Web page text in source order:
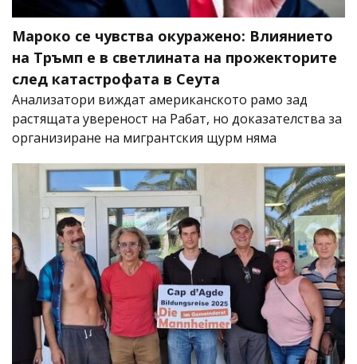
Мароко се чувства окуражено: Влиянието
на Тръмп е в светлината на прожекторите
след катастрофата в Сеута
Анализатори виждат американското рамо зад
растящата увереност на Рабат, но доказателства за
организиране на мигрантския щурм няма